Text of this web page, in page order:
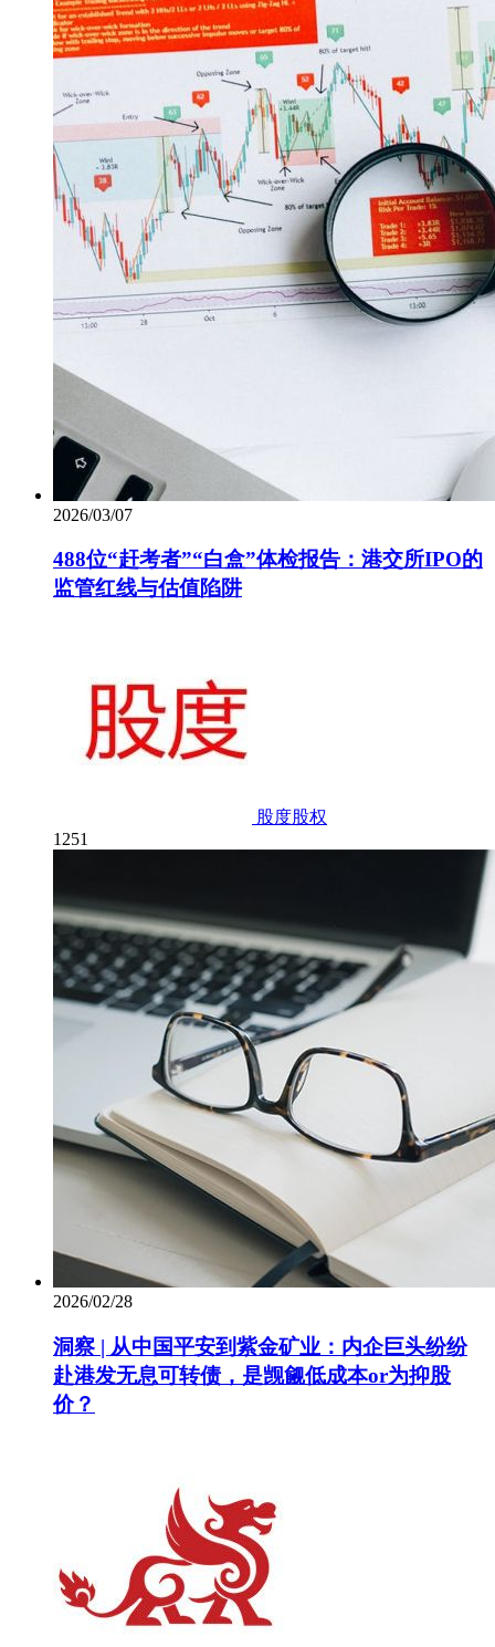
2026/03/07
488位“赶考者”“白盒”体检报告：港交所IPO的
监管红线与估值陷阱
股度股权
1251
2026/02/28
洞察 | 从中国平安到紫金矿业：内企巨头纷纷
赴港发无息可转债，是觊觎低成本or为抑股
价？